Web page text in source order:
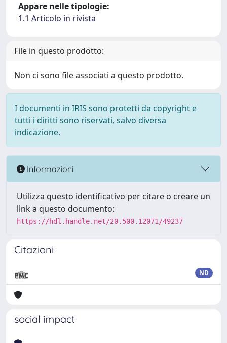
Appare nelle tipologie:
1.1 Articolo in rivista
File in questo prodotto:
Non ci sono file associati a questo prodotto.
I documenti in IRIS sono protetti da copyright e
tutti i diritti sono riservati, salvo diversa
indicazione.
Informazioni
Utilizza questo identificativo per citare o creare un
link a questo documento:
https://hdl.handle.net/20.500.12071/49237
Citazioni
ND
social impact